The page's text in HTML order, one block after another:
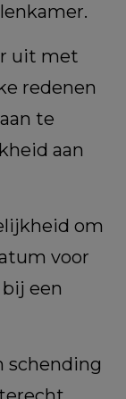
uit met
redenen
te
aan
om
voor
een
schending